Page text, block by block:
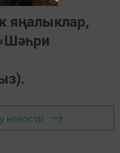
яңалыклар,
новости